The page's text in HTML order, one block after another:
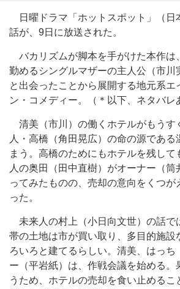
日曜ドラマ「ホットスポット」（日
話が、9日に放送された。
バカリズムが脚本を手がけた本作は
勤めるシングルマザーの主人公（市川
と出会ったことから展開する地元系エ
ン・コメディー。（＊以下、ネタバレ
清美（市川）の働くホテルがもうす
人・高橋（角田晃広）の命の源である
まう。高橋のためにもホテルを残し
人の奥田（田中直樹）がオーナー（筒
ってみたものの、売却の意向をくつが
った。
未来人の村上（小日向文世）の話で
帯の土地は市が買い取り、多目的施設
ろいろと建てるらしい。清美、はっち
ー（平岩紙）は、作戦会議を始める。
うため、ホテルの売却を食い止める